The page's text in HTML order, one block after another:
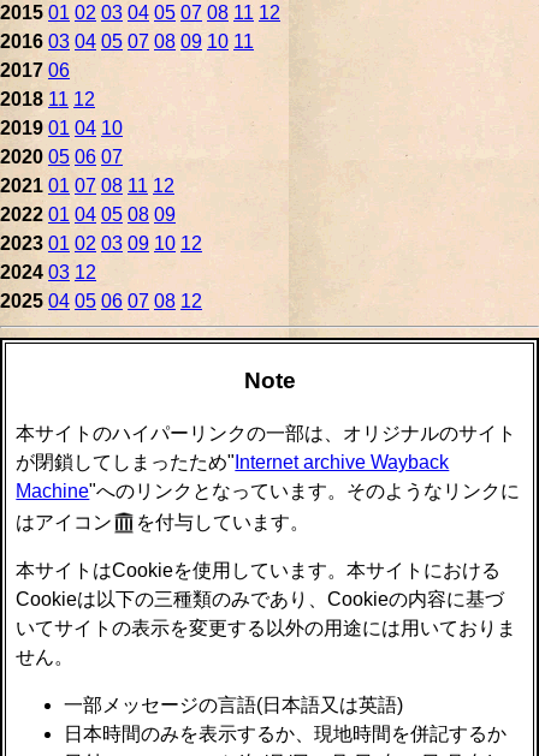
2015 01 02 03 04 05 07 08 11 12
2016 03 04 05 07 08 09 10 11
2017 06
2018 11 12
2019 01 04 10
2020 05 06 07
2021 01 07 08 11 12
2022 01 04 05 08 09
2023 01 02 03 09 10 12
2024 03 12
2025 04 05 06 07 08 12
Note
本サイトのハイパーリンクの一部は、オリジナルのサイト
が閉鎖してしまったため" Internet archive Wayback
Machine"へのリンクとなっています。そのようなリンクに
はアイコン
を付与しています。
本サイトはCookieを使用しています。本サイトにおける
Cookieは以下の三種類のみであり、Cookieの内容に基づ
いてサイトの表示を変更する以外の用途には用いておりま
せん。
一部メッセージの言語(日本語又は英語)
日本時間のみを表示するか、現地時間を併記するか